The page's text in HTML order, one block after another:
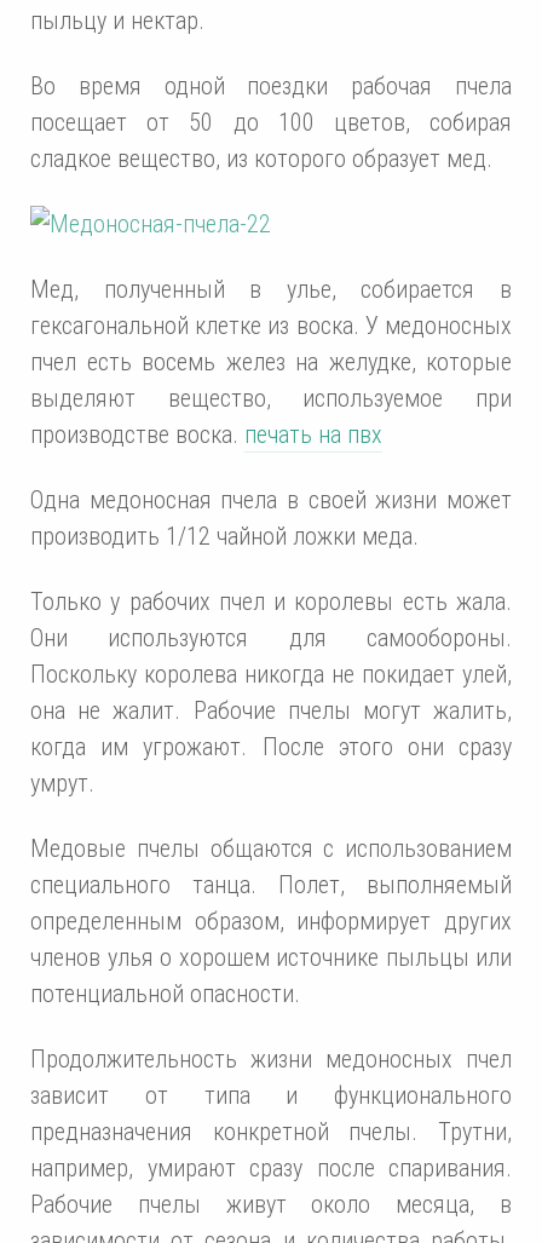
пыльцу и нектар.
Во время одной поездки рабочая пчела
посещает от 50 до 100 цветов, собирая
сладкое вещество, из которого образует мед.
Мед, полученный в улье, собирается в
гексагональной клетке из воска. У медоносных
пчел есть восемь желез на желудке, которые
выделяют вещество, используемое при
производстве воска. печать на пвх
Одна медоносная пчела в своей жизни может
производить 1/12 чайной ложки меда.
Только у рабочих пчел и королевы есть жала.
Они используются для самообороны.
Поскольку королева никогда не покидает улей,
она не жалит. Рабочие пчелы могут жалить,
когда им угрожают. После этого они сразу
умрут.
Медовые пчелы общаются с использованием
специального танца. Полет, выполняемый
определенным образом, информирует других
членов улья о хорошем источнике пыльцы или
потенциальной опасности.
Продолжительность жизни медоносных пчел
зависит от типа и функционального
предназначения конкретной пчелы. Трутни,
например, умирают сразу после спаривания.
Рабочие пчелы живут около месяца, в